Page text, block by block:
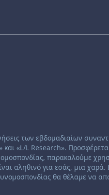
των εβδομαδιαίων
«L/L Research».
παρακαλούμε
αληθινό για εσάς, μια χαρά.
θα θέλαμε να